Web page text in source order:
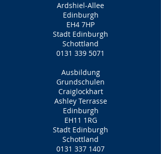
Ardshiel-Allee
Edinburgh
EH4 7HP
Stadt Edinburgh
Schottland
0131 339 5071
Ausbildung
Grundschulen
Craiglockhart
Ashley Terrasse
Edinburgh
EH11 1RG
Stadt Edinburgh
Schottland
0131 337 1407